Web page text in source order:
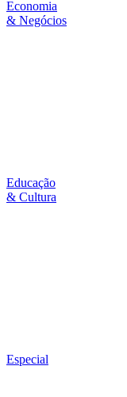
Economia
& Negócios
Educação
& Cultura
Especial